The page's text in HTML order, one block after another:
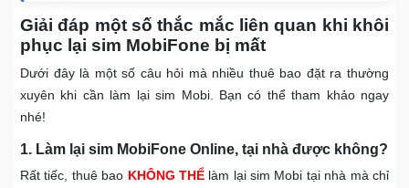
Giải đáp một số thắc mắc liên quan khi khôi
phục lại sim MobiFone bị mất
Dưới đây là một số câu hỏi mà nhiều thuê bao đặt ra thường
xuyên khi cần làm lại sim Mobi. Bạn có thể tham khảo ngay
nhé!
1. Làm lại sim MobiFone Online, tại nhà được không?
Rất tiếc, thuê bao KHÔNG THỂlàm lại sim Mobi tại nhà mà chỉ